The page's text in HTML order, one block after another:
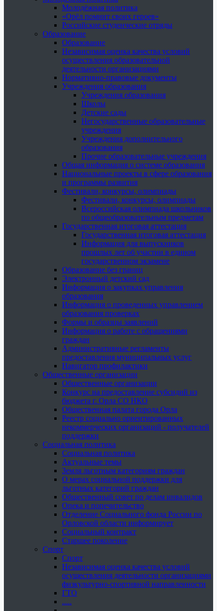
Молодёжная политика
«Орёл помнит своих героев»
Российские студенческие отряды
Образование
Образование
Независимая оценка качества условий
осуществления образовательной
деятельности организациями
Нормативно-правовые документы
Учреждения образования
Учреждения образования
Школы
Детские сады
Негосударственные образовательные
учреждения
Учреждения дополнительного
образования
Прочие образовательные учреждения
Общая информация о системе образования
Национальные проекты в сфере образования
и программы развития
Фестивали, конкурсы, олимпиады
Фестивали, конкурсы, олимпиады
Всероссийская олимпиада школьников
по общеобразовательным предметам
Государственная итоговая аттестация
Государственная итоговая аттестация
Информация для выпускников
прошлых лет об участии в едином
государственном экзамене
Образование без границ
Электронный детский сад
Информация о закупках управления
образования
Информация о проведенных управлением
образования проверках
Формы и образцы заявлений
Информация о работе с обращениями
граждан
Административные регламенты
предоставления муниципальных услуг
Навигатор профилактики
Общественные организации
Общественные организации
Конкурс на предоставление субсидий из
бюджета г. Орла СО НКО
Общественная палата города Орла
Реестр социально ориентированных
некоммерческих организаций - получателей
поддержки
Социальная политика
Социальная политика
Актуальные темы
Земля льготным категориям граждан
О мерах социальной поддержки для
льготных категорий граждан
Общественный совет по делам инвалидов
Опека и попечительство
Отделение Социального фонда России по
Орловской области информирует
Социальный контракт
Старшее поколение
Спорт
Спорт
Независимая оценка качества условий
осуществления деятельности организациями
физкультурно-спортивной направленности
ГТО
.....